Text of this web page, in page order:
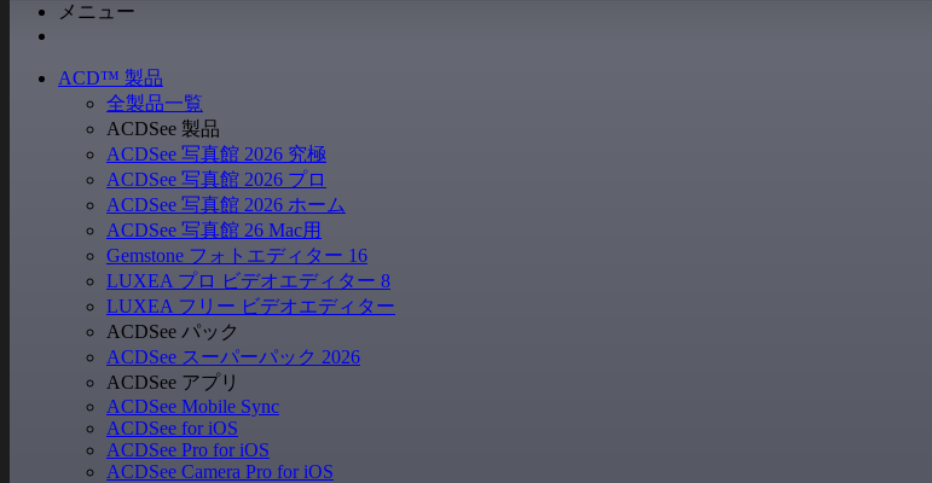
メニュー
ACD™ 製品
全製品一覧
ACDSee 製品
ACDSee 写真館 2026 究極
ACDSee 写真館 2026 プロ
ACDSee 写真館 2026 ホーム
ACDSee 写真館 26 Mac用
Gemstone フォトエディター 16
LUXEA プロ ビデオエディター 8
LUXEA フリー ビデオエディター
ACDSee パック
ACDSee スーパーパック 2026
ACDSee アプリ
ACDSee Mobile Sync
ACDSee for iOS
ACDSee Pro for iOS
ACDSee Camera Pro for iOS